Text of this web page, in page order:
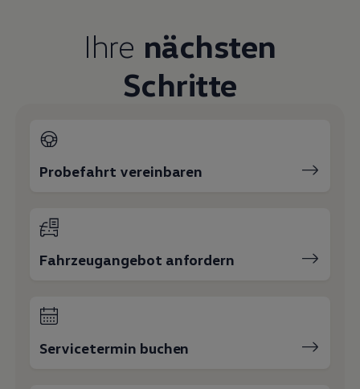
Transport
Familie
Elektromobilität
Volkswagen R
Pannen- und Unfallhilfe
Ihre nächsten
Schritte
Probefahrt vereinbaren
Fahrzeugangebot anfordern
Servicetermin buchen